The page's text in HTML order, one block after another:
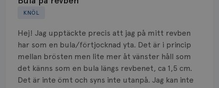
KNÖL
Hej! Jag upptäckte precis att jag på mitt revben
har som en bula/förtjocknad yta. Det är i princip
mellan brösten men lite mer åt vänster håll som
det känns som en bula längs revbenet, ca 1,5 cm.
Det är inte ömt och syns inte utanpå. Jag kan inte
Biverkningar
Bröstvårta
Knöl
Läkemedel